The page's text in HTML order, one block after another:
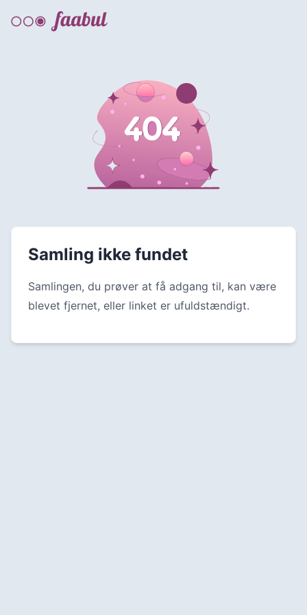
Samling ikke fundet
Samlingen, du prøver at få adgang til, kan være
blevet fjernet, eller linket er ufuldstændigt.